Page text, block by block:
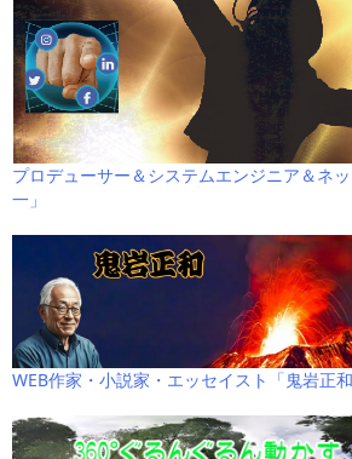
プロデューサー＆システムエンジニア＆ネ
一」
WEB作家・小説家・エッセイスト「鬼岩正和